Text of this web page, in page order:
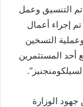
تم التنسيق وعمل
إجراء أعمال
التسخين
أحد المستثمرين
الوزارة